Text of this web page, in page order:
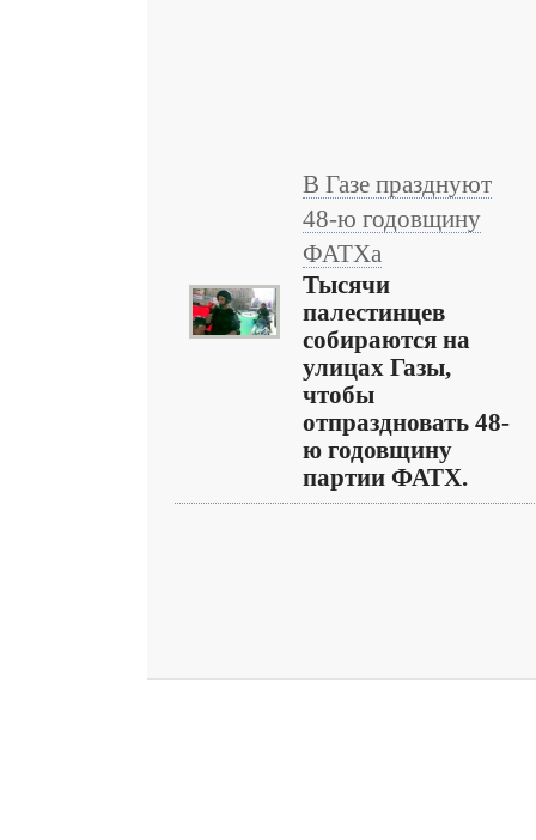
В Газе празднуют
48-ю годовщину
ФАТХа
Тысячи
палестинцев
собираются на
улицах Газы,
чтобы
отпраздновать 48-
ю годовщину
партии ФАТХ.